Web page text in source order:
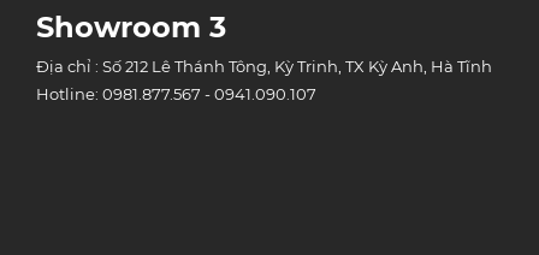
Showroom 3
Địa chỉ : Số 212 Lê Thánh Tông, Kỳ Trinh, TX Kỳ Anh, Hà Tĩnh
Hotline: 0981.877.567 - 0941.090.107